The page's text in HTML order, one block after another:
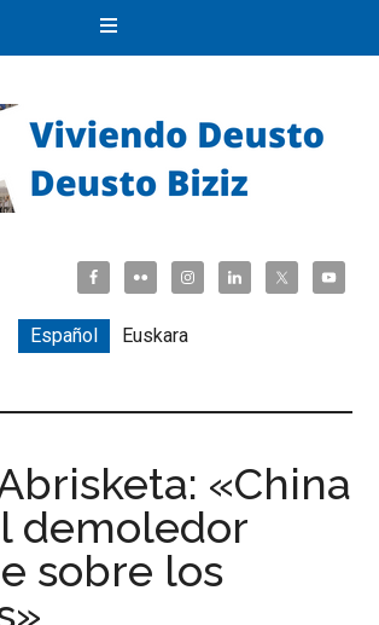
Español Euskara
«China
demoledor
sobre los